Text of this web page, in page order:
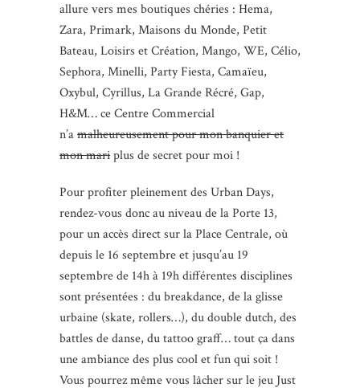
allure vers mes boutiques chéries : Hema,
Zara, Primark, Maisons du Monde, Petit
Bateau, Loisirs et Création, Mango, WE, Célio,
Sephora, Minelli, Party Fiesta, Camaïeu,
Oxybul, Cyrillus, La Grande Récré, Gap,
H&M… ce Centre Commercial
n’amalheureusement pour mon banquier et
mon mariplus de secret pour moi !
Pour profiter pleinement des Urban Days,
rendez-vous donc au niveau de la Porte 13,
pour un accès direct sur la Place Centrale, où
depuis le 16 septembre et jusqu’au 19
septembre de 14h à 19h différentes disciplines
sont présentées : du breakdance, de la glisse
urbaine (skate, rollers…), du double dutch, des
battles de danse, du tattoo graff… tout ça dans
une ambiance des plus cool et fun qui soit !
Vous pourrez même vous lâcher sur le jeu Just